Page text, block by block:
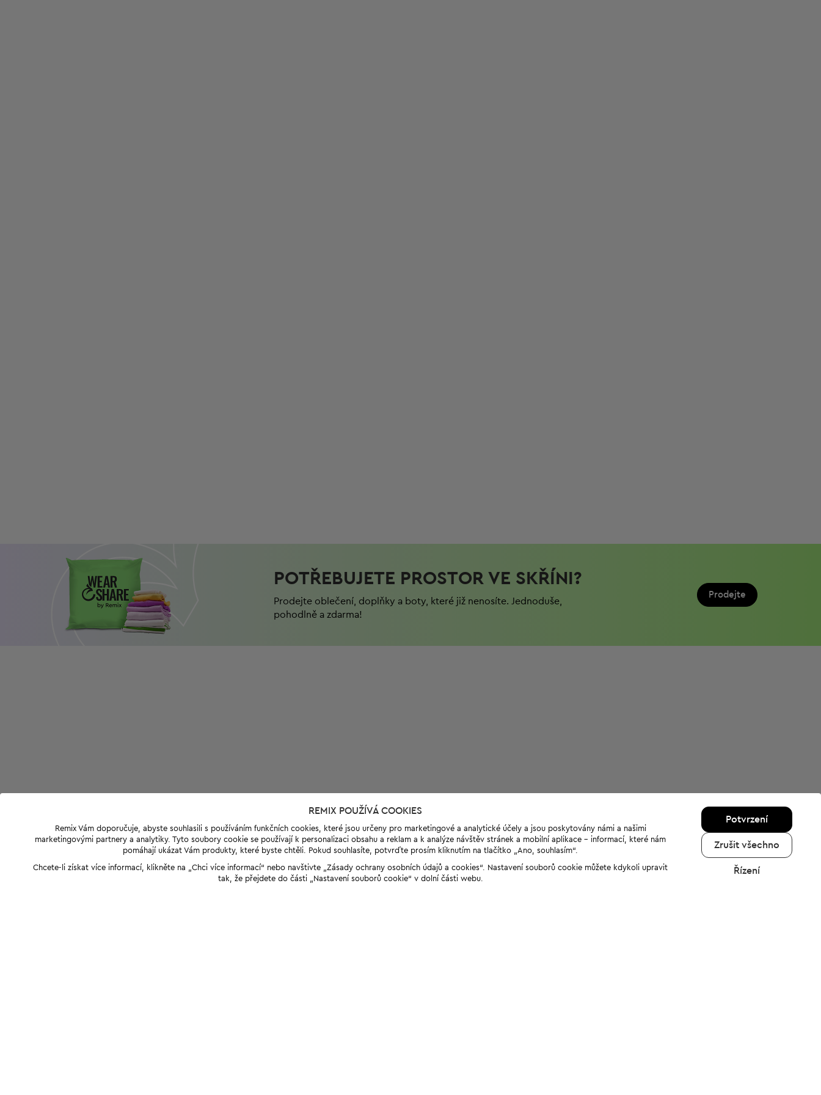
POTŘEBUJETE PROSTOR VE SKŘÍNI?
Prodejte oblečení, doplňky a boty, které již nenosíte. Jednoduše,
pohodlně a zdarma!
Prodejte
REMIX POUŽÍVÁ COOKIES
Remix Vám doporučuje, abyste souhlasili s používáním funkčních cookies, které jsou určeny pro marketingové a analytické účely a jsou poskytovány námi a našimi
marketingovými partnery a analytiky. Tyto soubory cookie se používají k personalizaci obsahu a reklam a k analýze návštěv stránek a mobilní aplikace - informací, které nám
pomáhají ukázat Vám produkty, které byste chtěli. Pokud souhlasíte, potvrďte prosím kliknutím na tlačítko „Ano, souhlasím“.
Chcete-li získat více informací, klikněte na „Chci více informací“ nebo navštivte „Zásady ochrany osobních údajů a cookies“. Nastavení souborů cookie můžete kdykoli upravit
tak, že přejdete do části „Nastavení souborů cookie“ v dolní části webu.
Potvrzení
Zrušit všechno
Řízení